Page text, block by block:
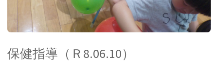
保健指導（Ｒ8.06.10）